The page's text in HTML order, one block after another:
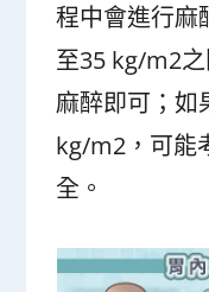
程中會進行麻
至35 kg/m2
麻醉即可；如
kg/m2 ，可
全。